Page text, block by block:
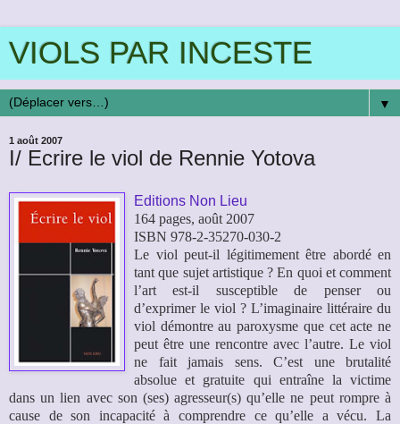
VIOLS PAR INCESTE
▼
1 août 2007
I/ Ecrire le viol de Rennie Yotova
Editions Non Lieu
164 pages, août 2007
ISBN 978-2-35270-030-2
Le viol peut-il légitimement être abordé en
tant que sujet artistique ? En quoi et comment
l’art est-il susceptible de penser ou
d’exprimer le viol ? L’imaginaire littéraire du
viol démontre au paroxysme que cet acte ne
peut être une rencontre avec l’autre. Le viol
ne fait jamais sens. C’est une brutalité
absolue et gratuite qui entraîne la victime
dans un lien avec son (ses) agresseur(s) qu’elle ne peut rompre à
cause de son incapacité à comprendre ce qu’elle a vécu. La